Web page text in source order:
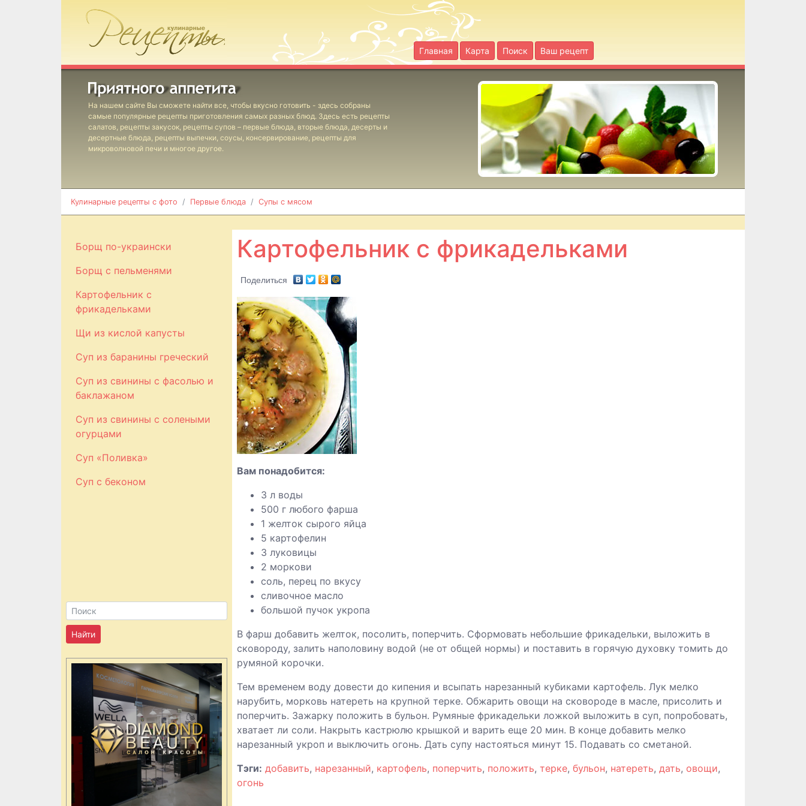
Главная Карта Поиск Ваш рецепт
На нашем сайте Вы сможете найти все, чтобы вкусно готовить - здесь собраны
самые популярные рецепты приготовления самых разных блюд. Здесь есть рецепты
салатов, рецепты закусок, рецепты супов – первые блюда, вторые блюда, десерты и
десертные блюда, рецепты выпечки, соусы, консервирование, рецепты для
микроволновой печи и многое другое.
Кулинарные рецепты с фото Первые блюда Супы с мясом
Борщ по-украински
Борщ с пельменями
Картофельник с
фрикадельками
Щи из кислой капусты
Суп из баранины греческий
Суп из свинины с фасолью и
баклажаном
Суп из свинины с солеными
огурцами
Суп «Поливка»
Суп с беконом
Картофельник с фрикадельками
Поделиться
Вам понадобится:
3 л воды
500 г любого фарша
1 желток сырого яйца
5 картофелин
3 луковицы
2 моркови
соль, перец по вкусу
сливочное масло
большой пучок укропа
В фарш добавить желток, посолить, поперчить. Сформовать небольшие фрикадельки, выложить в
сковороду, залить наполовину водой (не от общей нормы) и поставить в горячую духовку томить до
румяной корочки.
Тем временем воду довести до кипения и всыпать нарезанный кубиками картофель. Лук мелко
нарубить, морковь натереть на крупной терке. Обжарить овощи на сковороде в масле, присолить и
поперчить. Зажарку положить в бульон. Румяные фрикадельки ложкой выложить в суп, попробовать,
хватает ли соли. Накрыть кастрюлю крышкой и варить еще 20 мин. В конце добавить мелко
нарезанный укроп и выключить огонь. Дать супу настояться минут 15. Подавать со сметаной.
Тэги: добавить, нарезанный, картофель, поперчить, положить, терке, бульон, натереть, дать, овощи,
огонь